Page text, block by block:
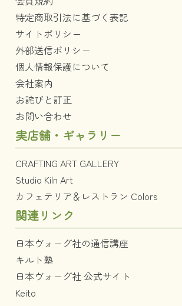
特定商取引法に基づく表記
サイトポリシー
外部送信ポリシー
個人情報保護について
会社案内
お詫びと訂正
お問い合わせ
実店舗・ギャラリー
CRAFTING ART GALLERY
Studio Kiln Art
カフェテリア＆レストラン Colors
関連リンク
日本ヴォーグ社の通信講座
キルト塾
日本ヴォーグ社 公式サイト
Keito